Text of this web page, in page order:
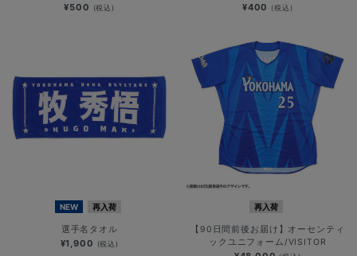
¥500 (税込) ¥400 (税込)
NEW 再入荷
選手名タオル
¥1,900 (税込)
再入荷
【90日間前後お届け】オーセンティ
ックユニフォーム/VISITOR